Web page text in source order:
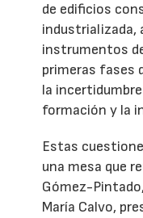
de edificios
industrializada,
instrumentos
primeras fases
la
formación y la
Estas
una mesa que
Gómez-
María Calvo,